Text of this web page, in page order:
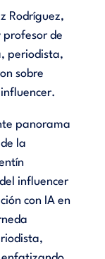
Rodríguez,
profesor de
periodista,
sobre
panorama
la
influencer
con IA en